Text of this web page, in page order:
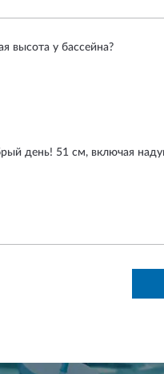
высота у бассейна?
день! 51 см, включая